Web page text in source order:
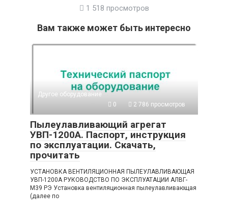
1 518 просмотров
Вам также может быть интересно
Другое оборудование
0
2 786 просмотров
Пылеулавливающий агрегат
УВП-1200А. Паспорт, инструкция
по эксплуатации. Скачать,
прочитать
УСТАНОВКА ВЕНТИЛЯЦИОННАЯ ПЫЛЕУЛАВЛИВАЮЩАЯ
УВП-1200А РУКОВОДСТВО ПО ЭКСПЛУАТАЦИИ АЛВГ-
М39 РЭ Установка вентиляционная пылеулавливающая
(далее по